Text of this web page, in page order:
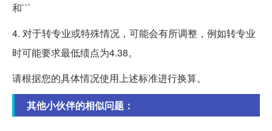
和```
4. 对于转专业或特殊情况，可能会有所调整，例如转专业
时可能要求最低绩点为4.38。
请根据您的具体情况使用上述标准进行换算。
其他小伙伴的相似问题：